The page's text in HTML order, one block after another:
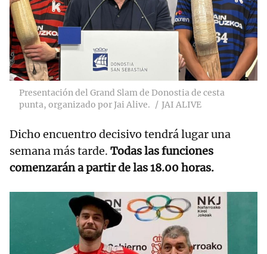
Presentación del Grand Slam de Donostia de cesta
punta, organizado por Jai Alive.
JAI ALIVE
Dicho encuentro decisivo tendrá lugar una
semana más tarde. Todas las funciones
comenzarán a partir de las 18.00 horas.